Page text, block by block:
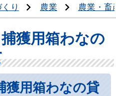
り 農業 農業・畜
獲用箱わなの
獲用箱わなの貸